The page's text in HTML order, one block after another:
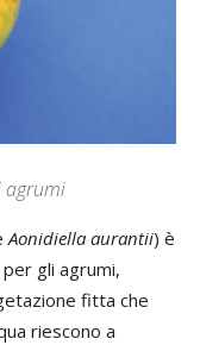
agrumi
Aonidiella aurantii) è
gli agrumi,
fitta che
riescono a